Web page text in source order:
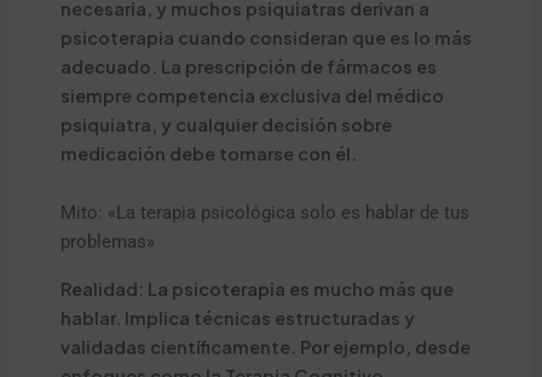
necesaria, y muchos psiquiatras derivan a
psicoterapia cuando consideran que es lo más
adecuado. La prescripción de fármacos es
siempre competencia exclusiva del médico
psiquiatra, y cualquier decisión sobre
medicación debe tomarse con él.
Mito: «La terapia psicológica solo es hablar de tus
problemas»
Realidad: La psicoterapia es mucho más que
hablar. Implica técnicas estructuradas y
validadas científicamente. Por ejemplo, desde